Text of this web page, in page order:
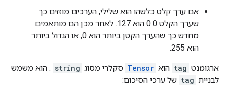
אם ערך קלט כלשהו הוא שלילי, הערכים מוזזים כך
שערך הקלט 0.0 הוא 127. לאחר מכן הם מותאמים
מחדש כך שהערך הקטן ביותר הוא 0, או הגדול ביותר
הוא 255.
ארגומנט tag הוא Tensor סקלרי מסוג string . הוא משמש
לבניית tag של ערכי הסיכום: